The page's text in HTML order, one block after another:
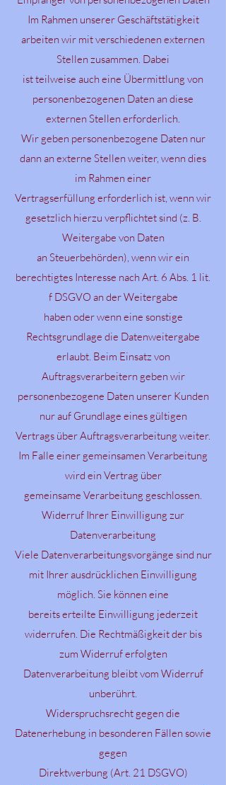
Im Rahmen unserer Geschäftstätigkeit
arbeiten wir mit verschiedenen externen
Stellen zusammen. Dabei
ist teilweise auch eine Übermittlung von
personenbezogenen Daten an diese
externen Stellen erforderlich.
Wir geben personenbezogene Daten nur
dann an externe Stellen weiter, wenn dies
im Rahmen einer
Vertragserfüllung erforderlich ist, wenn wir
gesetzlich hierzu verpflichtet sind (z. B.
Weitergabe von Daten
an Steuerbehörden), wenn wir ein
berechtigtes Interesse nach Art. 6 Abs. 1 lit.
f DSGVO an der Weitergabe
haben oder wenn eine sonstige
Rechtsgrundlage die Datenweitergabe
erlaubt. Beim Einsatz von
Auftragsverarbeitern geben wir
personenbezogene Daten unserer Kunden
nur auf Grundlage eines gültigen
Vertrags über Auftragsverarbeitung weiter.
Im Falle einer gemeinsamen Verarbeitung
wird ein Vertrag über
gemeinsame Verarbeitung geschlossen.
Widerruf Ihrer Einwilligung zur
Datenverarbeitung
Viele Datenverarbeitungsvorgänge sind nur
mit Ihrer ausdrücklichen Einwilligung
möglich. Sie können eine
bereits erteilte Einwilligung jederzeit
widerrufen. Die Rechtmäßigkeit der bis
zum Widerruf erfolgten
Datenverarbeitung bleibt vom Widerruf
unberührt.
Widerspruchsrecht gegen die
Datenerhebung in besonderen Fällen sowie
gegen
Direktwerbung (Art. 21 DSGVO)